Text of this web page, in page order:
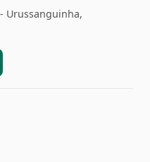
Urussanguinha,